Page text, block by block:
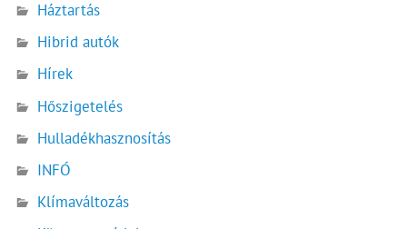
Háztartás
Hibrid autók
Hírek
Hőszigetelés
Hulladékhasznosítás
INFÓ
Klímaváltozás